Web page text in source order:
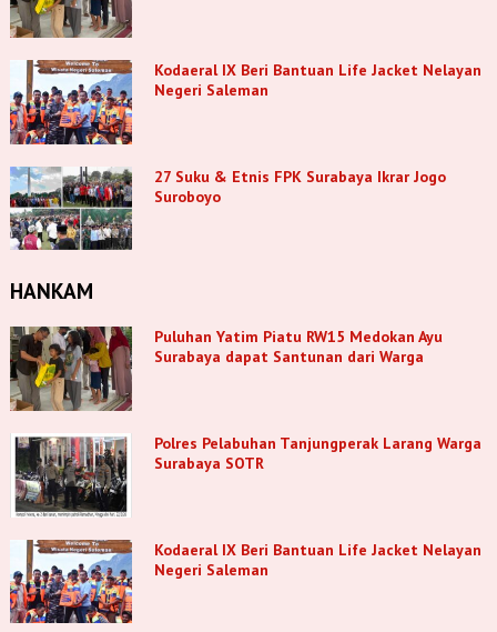
Kodaeral IX Beri Bantuan Life Jacket Nelayan
Negeri Saleman
27 Suku & Etnis FPK Surabaya Ikrar Jogo
Suroboyo
HANKAM
Puluhan Yatim Piatu RW15 Medokan Ayu
Surabaya dapat Santunan dari Warga
Polres Pelabuhan Tanjungperak Larang Warga
Surabaya SOTR
Kodaeral IX Beri Bantuan Life Jacket Nelayan
Negeri Saleman